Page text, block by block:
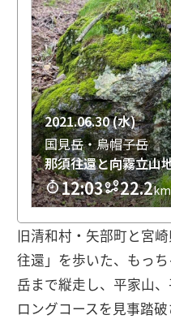
旧清和村・矢部町と宮
往還」を歩いた、もっ
岳まで縦走し、平家山
ロングコースを見事踏